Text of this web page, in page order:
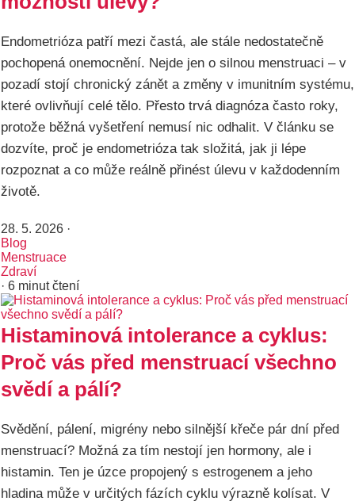
Endometrióza patří mezi častá, ale stále nedostatečně
pochopená onemocnění. Nejde jen o silnou menstruaci – v
pozadí stojí chronický zánět a změny v imunitním systému,
které ovlivňují celé tělo. Přesto trvá diagnóza často roky,
protože běžná vyšetření nemusí nic odhalit. V článku se
dozvíte, proč je endometrióza tak složitá, jak ji lépe
rozpoznat a co může reálně přinést úlevu v každodenním
životě.
28. 5. 2026 ·
Blog
Menstruace
Zdraví
· 6 minut čtení
Histaminová intolerance a cyklus:
Proč vás před menstruací všechno
svědí a pálí?
Svědění, pálení, migrény nebo silnější křeče pár dní před
menstruací? Možná za tím nestojí jen hormony, ale i
histamin. Ten je úzce propojený s estrogenem a jeho
hladina může v určitých fázích cyklu výrazně kolísat. V